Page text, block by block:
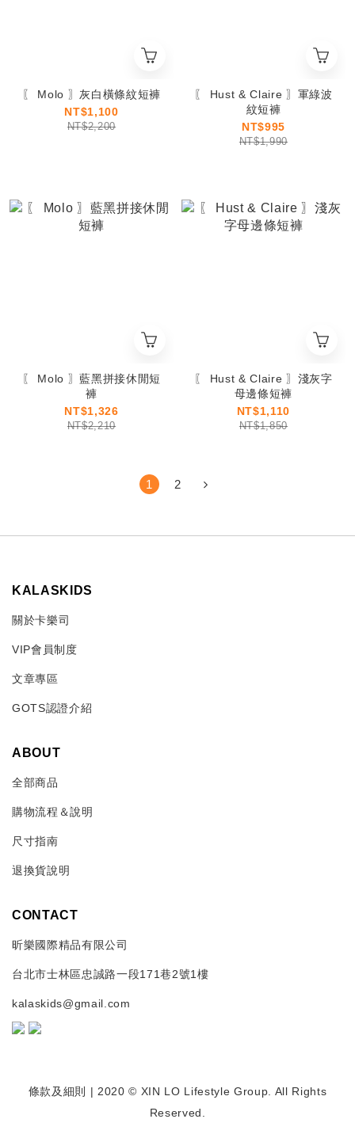
〖 Molo 〗灰白橫條紋短褲
NT$1,100
NT$2,200
〖 Hust & Claire 〗軍綠波
紋短褲
NT$995
NT$1,990
〖 Molo 〗藍黑拼接休閒短
褲
NT$1,326
NT$2,210
〖 Hust & Claire 〗淺灰字
母邊條短褲
NT$1,110
NT$1,850
1 2
KALASKIDS
關於卡樂司
VIP會員制度
文章專區
GOTS認證介紹
ABOUT
全部商品
購物流程＆說明
尺寸指南
退換貨說明
CONTACT
昕樂國際精品有限公司
台北市士林區忠誠路一段171巷2號1樓
kalaskids@gmail.com
條款及細則
| 2020 © XIN LO Lifestyle Group. All Rights
Reserved.